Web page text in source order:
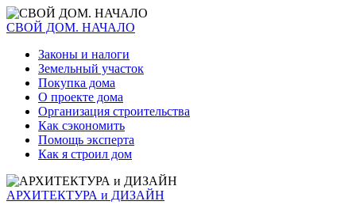
СВОЙ ДОМ. НАЧАЛО
Законы и налоги
Земельный участок
Покупка дома
О проекте дома
Организация строительства
Как сэкономить
Помощь эксперта
Как я строил дом
АРХИТЕКТУРА и ДИЗАЙН